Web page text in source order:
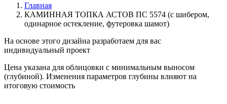
Главная
КАМИННАЯ ТОПКА АСТОВ ПС 5574 (с шибером,
одинарное остекление, футеровка шамот)
На основе этого дизайна разработаем для вас
индивидуальный проект
Цена указана для облицовки с минимальным выносом
(глубиной). Изменения параметров глубины влияют на
итоговую стоимость